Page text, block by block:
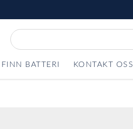
FINN BATTERI KONTAKT OSS